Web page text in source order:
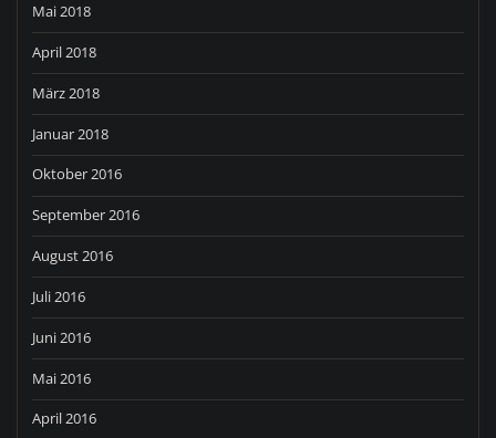
Mai 2018
April 2018
März 2018
Januar 2018
Oktober 2016
September 2016
August 2016
Juli 2016
Juni 2016
Mai 2016
April 2016